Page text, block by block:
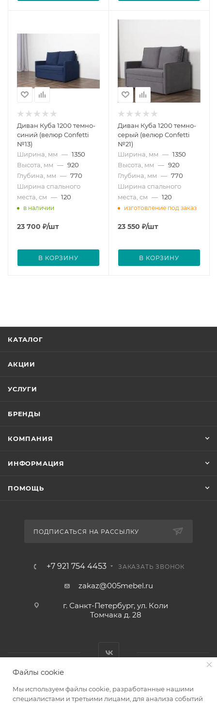
Диван Куба 1200 темно-
синий (велюр Confetti
№13)
Ширина, мм — 1350
Высота, мм — 920
Глубина, мм — 770
Ширина спального
места, см — 120
в наличии
23 700 ₽/шт
В КОРЗИНУ
Диван Куба 1200 темно-
серый (велюр Confetti
№21)
Ширина, мм — 1350
Высота, мм — 920
Глубина, мм — 770
Ширина спального
места, см — 120
изготовление под заказ
23 550 ₽/шт
В КОРЗИНУ
КАТАЛОГ
АКЦИИ
УСЛУГИ
БРЕНДЫ
КОМПАНИЯ
ИНФОРМАЦИЯ
ПОМОЩЬ
ПОДПИСАТЬСЯ НА РАССЫЛКУ
+7 921 754 4453 ЗАКАЗАТЬ ЗВОНОК
zakaz@005mebel.ru
г. Санкт-Петербург, ул. Коли
Томчака д. 28
Файлы cookie
Мы используем файлы cookie, разработанные нашими
специалистами и третьими лицами, для анализа событий